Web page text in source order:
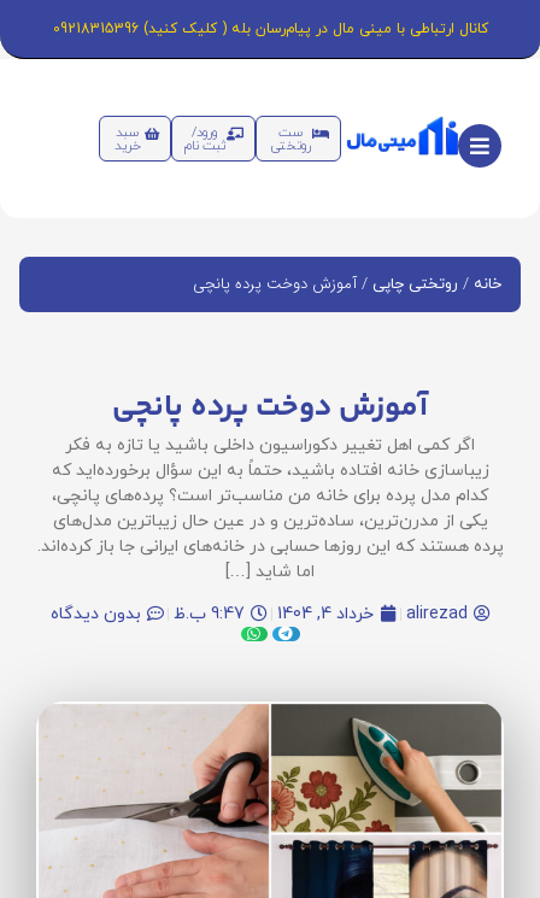
کانال ارتباطی با مینی مال در پیام‌رسان بله ( کلیک کنید) 09218315396
ست
روتختی
ورود/
ثبت نام
سبد
خرید
خانه / روتختی چاپی / آموزش دوخت پرده پانچی
آموزش دوخت پرده پانچی
اگر کمی اهل تغییر دکوراسیون داخلی باشید یا تازه به فکر
زیباسازی خانه افتاده باشید، حتماً به این سؤال برخورده‌اید که
کدام مدل پرده برای خانه من مناسب‌تر است؟ پرده‌های پانچی،
یکی از مدرن‌ترین، ساده‌ترین و در عین حال زیباترین مدل‌های
پرده هستند که این روزها حسابی در خانه‌های ایرانی جا باز کرده‌اند.
اما شاید […]
alirezad
خرداد 4, 1404 9:47 ب.ظ بدون دیدگاه